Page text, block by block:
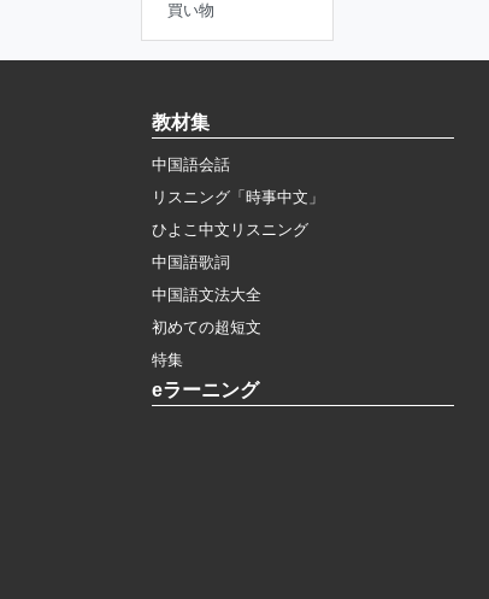
買い物
教材集
中国語会話
リスニング「時事中文」
ひよこ中文リスニング
中国語歌詞
中国語文法大全
初めての超短文
特集
eラーニング